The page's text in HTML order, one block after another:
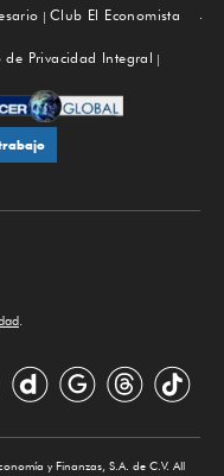
Subir
Club El Economista
de Privacidad Integral
.
y Finanzas, S.A. de C.V. All